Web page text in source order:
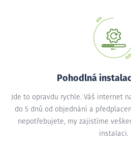
Pohodlná
Jde to opravdu rychle. Váš internet
do 5 dnů od objednání a
nepotřebujete, my zajistíme
instalaci.